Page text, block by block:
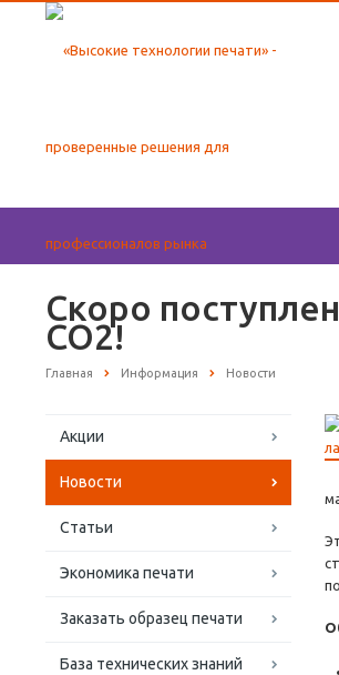
Скоро
CO2!
Главная Информация Новости
Акции
Новости
Статьи
Экономика печати
Заказать образец печати
База технических знаний